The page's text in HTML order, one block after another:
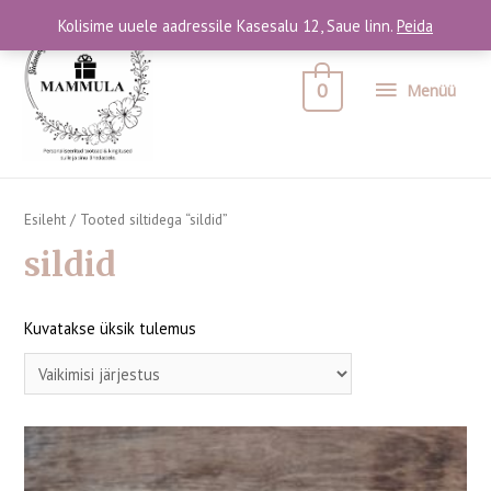
Kolisime uuele aadressile Kasesalu 12, Saue linn. Peida
Menüü
0
Esileht / Tooted siltidega “sildid”
sildid
Kuvatakse üksik tulemus